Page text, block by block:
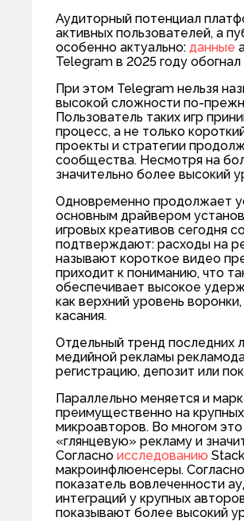
Аудиторный потенциал
активных пользователей, а
особенно актуально: данные
Telegram в 2025 году
При этом Telegram нельзя
высокой сложности по-
Пользователь таких игр
процесс, а не только
проекты и стратегии
сообщества. Несмотря на
значительно более высокий
Одновременно продолжает
основным драйвером
игровых креативов сегодня
подтверждают: расходы на
называют короткое видео
приходит к пониманию, что
обеспечивает высокое
как верхний уровень
касания.
Отдельный тренд последних
медийной рекламы
регистрацию, депозит или
Параллельно меняется и
преимущественно на
микроавторов. Во многом
«глянцевую» рекламу и
Согласно исследованию
макроинфлюенсеры.
показатель вовлеченности
интеграций у крупных
показывают более высокий